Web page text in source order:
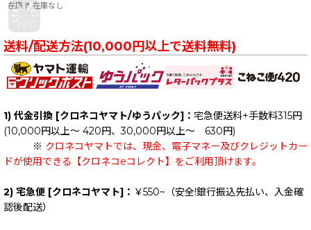
在庫数 在庫なし
送料/配送方法(10,000円以上で送料無料)
1) 代金引換 [クロネコヤマト/ゆうパック]： 宅急便送料+手数料315円
(10,000円以上～ 420円、30,000円以上～ 630円)
※ クロネコヤマトでは、現金、電子マネー及びクレジットカー
ドが使用できる【クロネコeコレクト】をご利用頂けます。
2) 宅急便 [クロネコヤマト]： ￥550~（安全!銀行振込先払い、入金確
認後配送）